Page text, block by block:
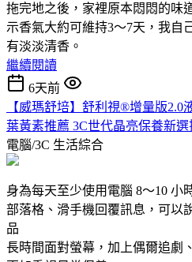
拖完地之後，家裡原本悶悶的味
示香氣大約可維持3～7天，我自
有淡淡清香。
繼續閱讀
6天前
【威瑪舒培】舒利視®增量版2.0
葉黃素推薦 3C世代晶亮保養新選
電腦/3C 生活綜合
身為每天至少使用電腦 8～10 小
部落格、滑手機回覆訊息，可以
品
長時間面對螢幕，加上偶爾追劇